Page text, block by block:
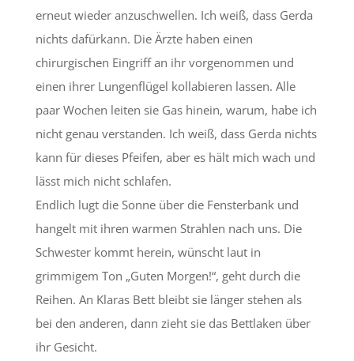
erneut wieder anzuschwellen. Ich weiß, dass Gerda
nichts dafürkann. Die Ärzte haben einen
chirurgischen Eingriff an ihr vorgenommen und
einen ihrer Lungenflügel kollabieren lassen. Alle
paar Wochen leiten sie Gas hinein, warum, habe ich
nicht genau verstanden. Ich weiß, dass Gerda nichts
kann für dieses Pfeifen, aber es hält mich wach und
lässt mich nicht schlafen.
Endlich lugt die Sonne über die Fensterbank und
hangelt mit ihren warmen Strahlen nach uns. Die
Schwester kommt herein, wünscht laut in
grimmigem Ton „Guten Morgen!“, geht durch die
Reihen. An Klaras Bett bleibt sie länger stehen als
bei den anderen, dann zieht sie das Bettlaken über
ihr Gesicht.